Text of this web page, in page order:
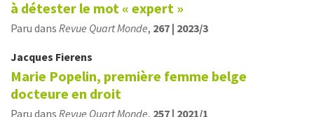
à détester le mot « expert »
Paru dans Revue Quart Monde, 267 | 2023/3
Jacques Fierens
Marie Popelin, première femme belge
docteure en droit
Paru dans Revue Quart Monde, 257 | 2021/1